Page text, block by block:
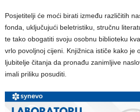
Posjetitelji će moći birati između različitih
fonda, uključujući beletristiku, stručnu
te tako obogatiti svoju osobnu biblioteku
vrlo povoljnoj cijeni. Knjižnica ističe kako je
ljubitelje čitanja da pronađu zanimljive
imali priliku posuditi.